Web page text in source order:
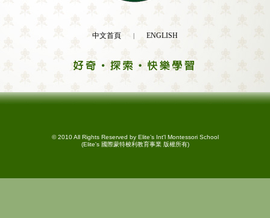
中文首頁 | ENGLISH
© 2010 All Rights Reserved by Elite’s Int'l Montessori School
(Elite's 國際蒙特梭利教育事業 版權所有)